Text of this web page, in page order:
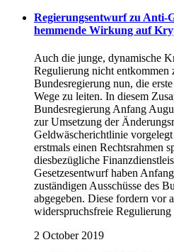
Regierungsentwurf zu Anti-
hemmende Wirkung auf
Auch die junge, dynamische
Regulierung nicht
Bundesregierung nun, die
Wege zu leiten. In diesem
Bundesregierung Anfang
zur Umsetzung der
Geldwäscherichtlinie
erstmals einen Rechtsrahmen
diesbezügliche
Gesetzesentwurf haben
zuständigen Ausschüsse des
abgegeben. Diese fordern vor
widerspruchsfreie
2 October 2019